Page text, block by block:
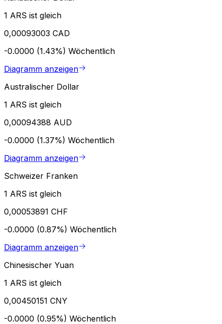
1 ARS ist gleich
0,00093003 CAD
-0.0000 (1.43%) Wöchentlich
Diagramm anzeigen
Australischer Dollar
1 ARS ist gleich
0,00094388 AUD
-0.0000 (1.37%) Wöchentlich
Diagramm anzeigen
Schweizer Franken
1 ARS ist gleich
0,00053891 CHF
-0.0000 (0.87%) Wöchentlich
Diagramm anzeigen
Chinesischer Yuan
1 ARS ist gleich
0,00450151 CNY
-0.0000 (0.95%) Wöchentlich